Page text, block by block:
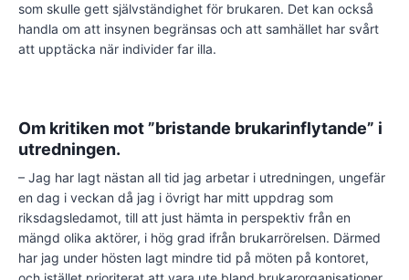
som skulle gett självständighet för brukaren. Det kan också
handla om att insynen begränsas och att samhället har svårt
att upptäcka när individer far illa.
Om kritiken mot ”bristande brukarinflytande” i
utredningen.
– Jag har lagt nästan all tid jag arbetar i utredningen, ungefär
en dag i veckan då jag i övrigt har mitt uppdrag som
riksdagsledamot, till att just hämta in perspektiv från en
mängd olika aktörer, i hög grad ifrån brukarrörelsen. Därmed
har jag under hösten lagt mindre tid på möten på kontoret,